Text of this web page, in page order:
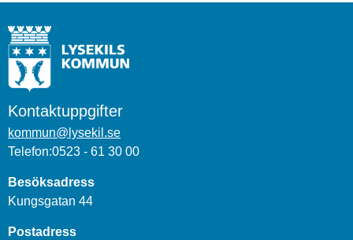
Kontaktuppgifter
kommun@lysekil.se
Telefon:0523 - 61 30 00
Besöksadress
Kungsgatan 44
Postadress